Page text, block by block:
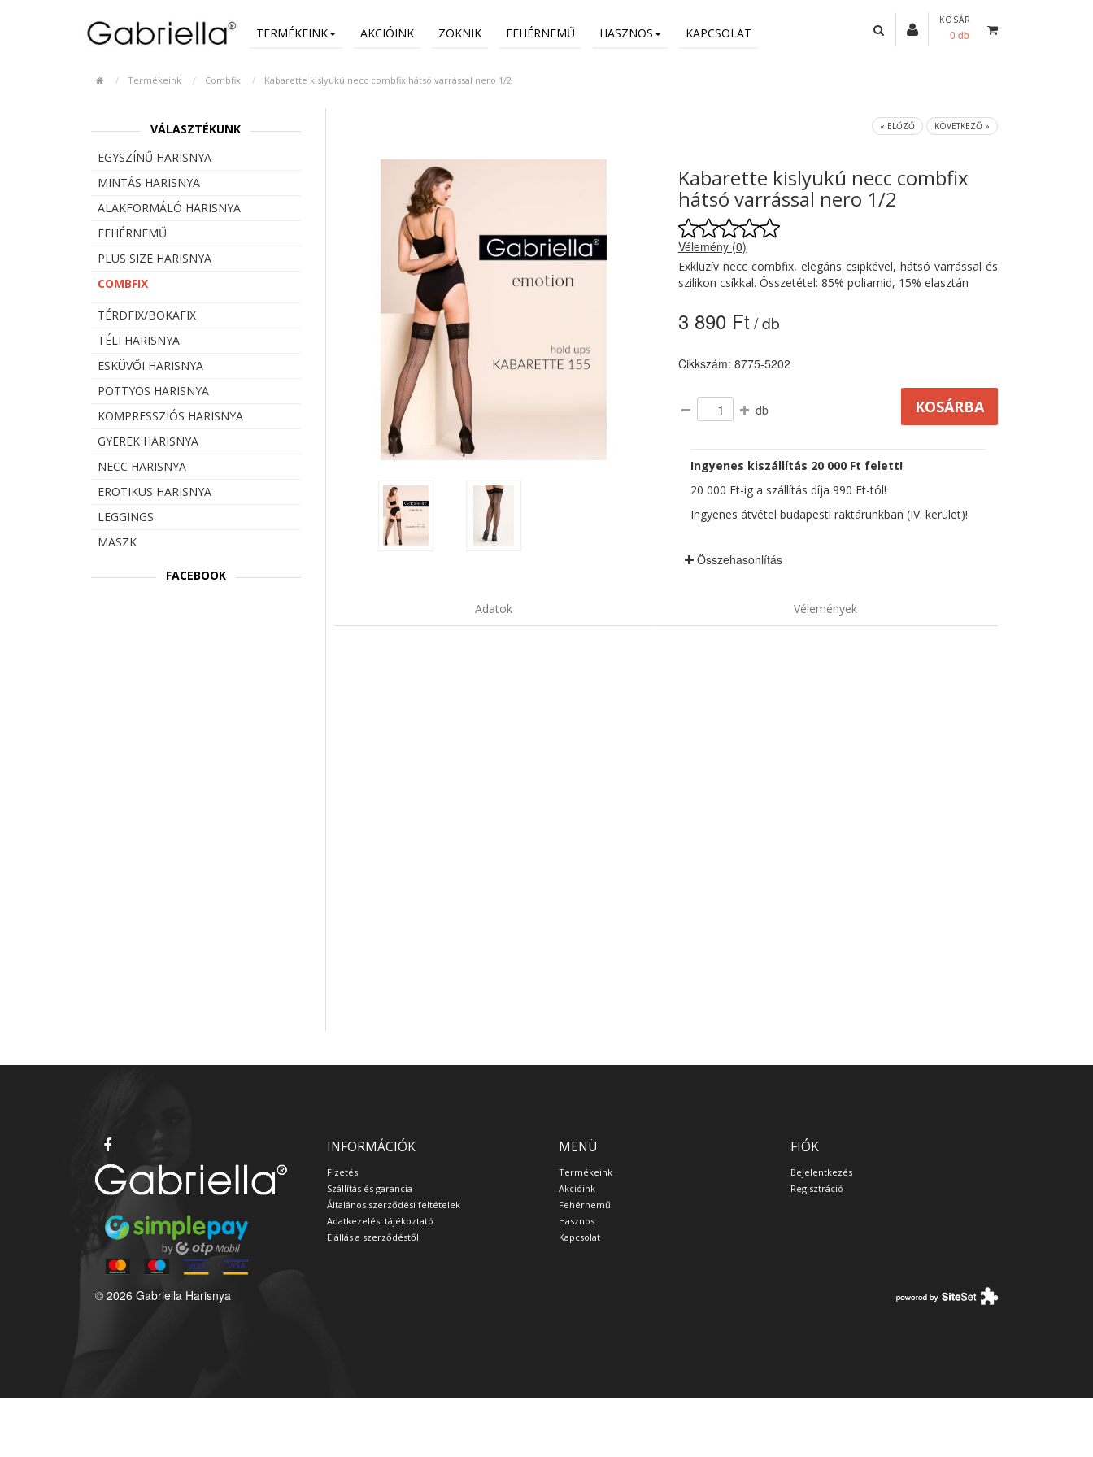
TERMÉKEINK AKCIÓINK ZOKNIK FEHÉRNEMŰ HASZNOS KAPCSOLAT
KOSÁR
0 db
Termékeink Combfix Kabarette kislyukú necc combfix hátsó varrással nero 1/2
VÁLASZTÉKUNK
EGYSZÍNŰ HARISNYA
MINTÁS HARISNYA
ALAKFORMÁLÓ HARISNYA
FEHÉRNEMŰ
PLUS SIZE HARISNYA
COMBFIX
TÉRDFIX/BOKAFIX
TÉLI HARISNYA
ESKÜVŐI HARISNYA
PÖTTYÖS HARISNYA
KOMPRESSZIÓS HARISNYA
GYEREK HARISNYA
NECC HARISNYA
EROTIKUS HARISNYA
LEGGINGS
MASZK
FACEBOOK
« ELŐZŐ KÖVETKEZŐ »
Kabarette kislyukú necc combfix
hátsó varrással nero 1/2
Vélemény (0)
Exkluzív necc combfix, elegáns csipkével, hátsó varrással és
szilikon csíkkal. Összetétel: 85% poliamid, 15% elasztán
3 890 Ft / db
Cikkszám: 8775-5202
db
Ingyenes kiszállítás 20 000 Ft felett!
20 000 Ft-ig a szállítás díja 990 Ft-tól!
Ingyenes átvétel budapesti raktárunkban (IV. kerület)!
Összehasonlítás
Adatok Vélemények
INFORMÁCIÓK
Fizetés
Szállítás és garancia
Általános szerződési feltételek
Adatkezelési tájékoztató
Elállás a szerződéstől
MENÜ
Termékeink
Akcióink
Fehérnemű
Hasznos
Kapcsolat
FIÓK
Bejelentkezés
Regisztráció
© 2026 Gabriella Harisnya